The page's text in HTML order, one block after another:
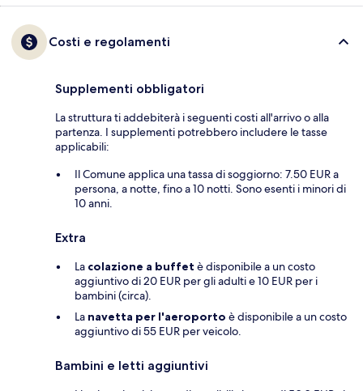
Costi e regolamenti
Supplementi obbligatori
La struttura ti addebiterà i seguenti costi all'arrivo o alla
partenza. I supplementi potrebbero includere le tasse
applicabili:
Il Comune applica una tassa di soggiorno: 7.50 EUR a
persona, a notte, fino a 10 notti. Sono esenti i minori di
10 anni.
Extra
La colazione a buffet è disponibile a un costo
aggiuntivo di 20 EUR per gli adulti e 10 EUR per i
bambini (circa).
La navetta per l'aeroporto è disponibile a un costo
aggiuntivo di 55 EUR per veicolo.
Bambini e letti aggiuntivi